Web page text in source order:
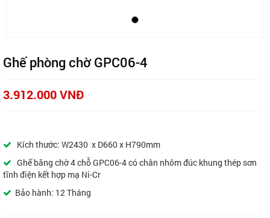
Ghế phòng chờ GPC06-4
3.912.000 VNĐ
Kích thước: W2430 x D660 x H790mm
Ghế băng chờ 4 chỗ GPC06-4 có chân nhôm đúc khung thép sơn
tĩnh điện kết hợp mạ Ni-Cr
Bảo hành: 12 Tháng